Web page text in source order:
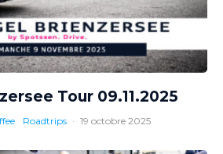
Tour 09.11.2025
Roadtrips · 19 octobre 2025